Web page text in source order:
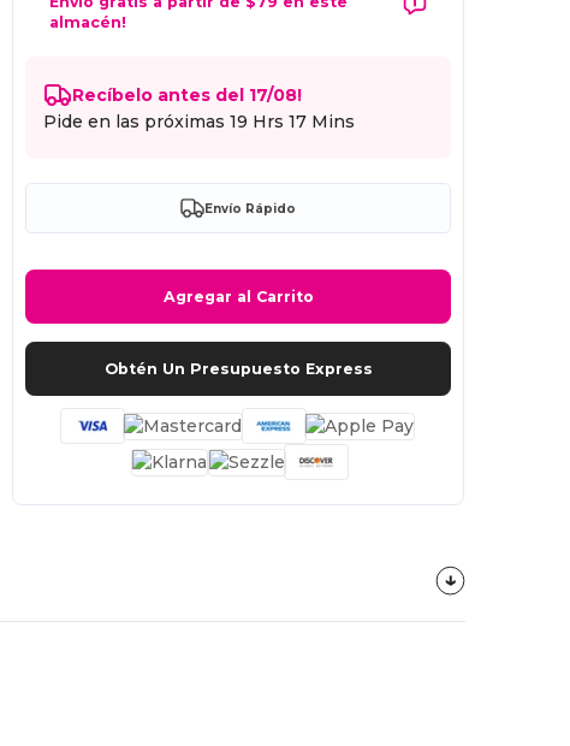
almacén!
Recíbelo antes del 17/08!
Pide en las próximas19 Hrs 17 Mins
Envío Rápido
Agregar al Carrito
Obtén Un Presupuesto Express